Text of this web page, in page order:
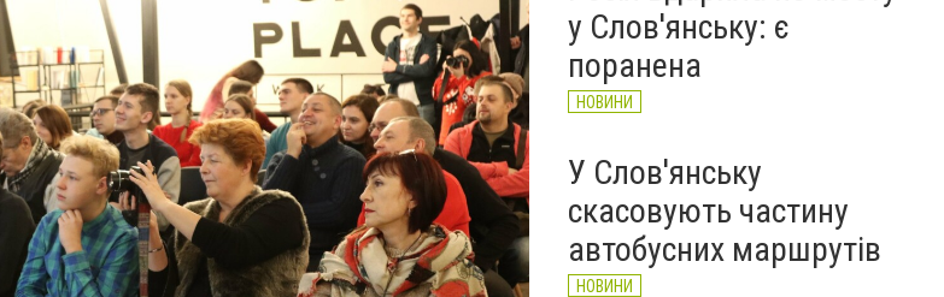
у Слов'янську: є
поранена
НОВИНИ
У Слов'янську
скасовують частину
автобусних маршрутів
НОВИНИ